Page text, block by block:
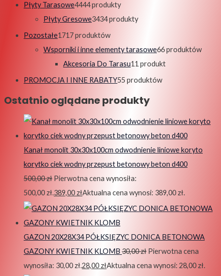
Płyty Tarasowe4444 produkty
Płyty Gresowe3434 produkty
Pozostałe1717 produktów
Wsporniki i inne elementy tarasowe66 produktów
Akcesoria Do Tarasu11 produkt
PROMOCJA I INNE RABATY55 produktów
Ostatnio oglądane produkty
Kanał monolit 30x30x100cm odwodnienie liniowe koryto
korytko ciek wodny przepust betonowy beton d400
500,00zł Pierwotna cena wynosiła:
500,00 zł.389,00 złAktualna cena wynosi: 389,00 zł.
GAZON 20X28X34 PÓŁKSIĘZYC DONICA BETONOWA
GAZONY KWIETNIK KLOMB 30,00zł Pierwotna cena
wynosiła: 30,00 zł.28,00złAktualna cena wynosi: 28,00 zł.